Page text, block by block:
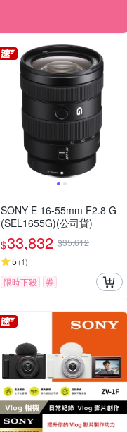
SONY E 16-55mm F2.8 G
(SEL1655G)(公司貨)
$33,832 $35,612
5 (1)
限時下殺 券